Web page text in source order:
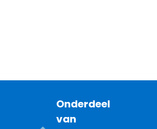
Onderdeel
van